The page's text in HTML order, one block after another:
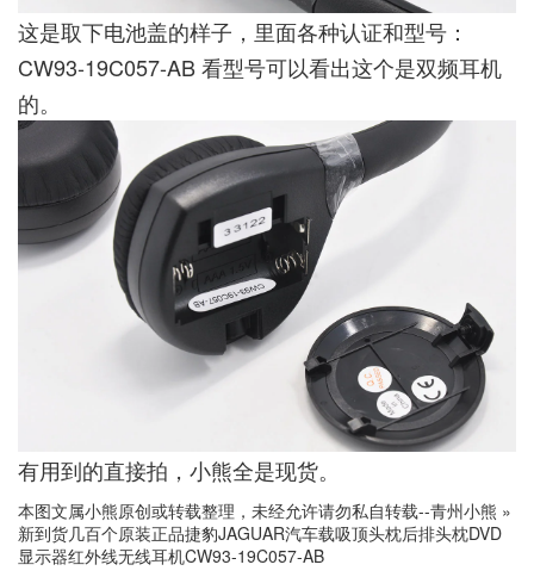
这是取下电池盖的样子，里面各种认证和型号：
CW93-19C057-AB 看型号可以看出这个是双频耳机
的。
有用到的直接拍，小熊全是现货。
本图文属小熊原创或转载整理，未经允许请勿私自转载--青州小熊 »
新到货几百个原装正品捷豹JAGUAR汽车载吸顶头枕后排头枕DVD
显示器红外线无线耳机CW93-19C057-AB